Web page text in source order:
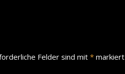
Felder sind mit* markiert